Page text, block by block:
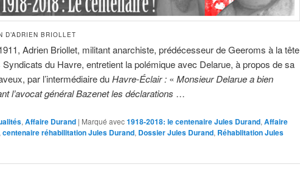
D’ADRIEN BRIOLLET
Adrien Briollet, militant anarchiste, prédécesseur de Geeroms à la tête
Syndicats du Havre, entretient la polémique avec Delarue, à propos de sa
par l’intermédiaire duHavre-Éclair : « Monsieur Delarue a bien
l’avocat général Bazenet les déclarations …
, Affaire Durand | Marqué avec1918-2018: le centenaire Jules Durand, Affaire
centenaire réhabilitation Jules Durand, Dossier Jules Durand, Réhablitation Jules